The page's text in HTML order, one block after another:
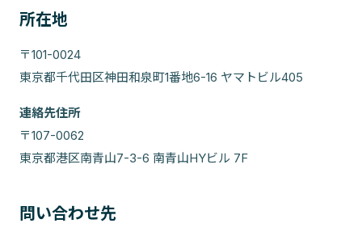
所在地
〒101-0024
東京都千代田区神田和泉町1番地6-16 ヤマトビル405
連絡先住所
〒107-0062
東京都港区南青山7-3-6 南青山HYビル 7F
問い合わせ先